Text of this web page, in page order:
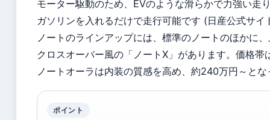
モーター駆動のため、EVのような滑らかで力強い走
ガソリンを入れるだけで走行可能です (日産公式サイ
ノートのラインアップには、標準のノートのほかに
クロスオーバー風の「ノートX」があります。価格
ノートオーラは内装の質感を高め、約240万円～と
ポイント